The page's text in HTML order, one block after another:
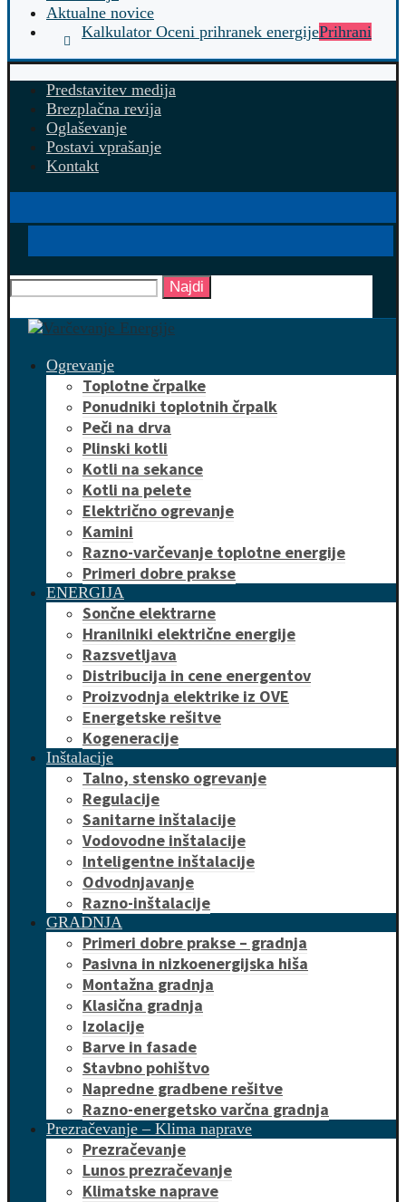
Aktualne novice
Kalkulator Oceni prihranek energijePrihrani
Predstavitev medija
Brezplačna revija
Oglaševanje
Postavi vprašanje
Kontakt
Najdi
Ogrevanje
Toplotne črpalke
Ponudniki toplotnih črpalk
Peči na drva
Plinski kotli
Kotli na sekance
Kotli na pelete
Električno ogrevanje
Kamini
Razno-varčevanje toplotne energije
Primeri dobre prakse
ENERGIJA
Sončne elektrarne
Hranilniki električne energije
Razsvetljava
Distribucija in cene energentov
Proizvodnja elektrike iz OVE
Energetske rešitve
Kogeneracije
Inštalacije
Talno, stensko ogrevanje
Regulacije
Sanitarne inštalacije
Vodovodne inštalacije
Inteligentne inštalacije
Odvodnjavanje
Razno-inštalacije
GRADNJA
Primeri dobre prakse – gradnja
Pasivna in nizkoenergijska hiša
Montažna gradnja
Klasična gradnja
Izolacije
Barve in fasade
Stavbno pohištvo
Napredne gradbene rešitve
Razno-energetsko varčna gradnja
Prezračevanje – Klima naprave
Prezračevanje
Lunos prezračevanje
Klimatske naprave